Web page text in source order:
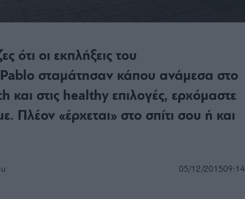
ότι οι εκπλήξεις του
σταμάτησαν κάπου ανάμεσα στο
και στις healthy επιλογές, ερχόμαστε
Πλέον «έρχεται» στο σπίτι σου ή και
05/12/201509:14